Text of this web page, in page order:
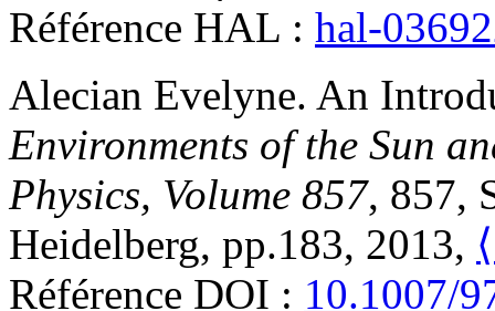
Référence HAL : hal-
Alecian Evelyne. An
Environments of the Sun
Physics, Volume 857, 857,
Heidelberg, pp.183, 2013,
Référence DOI : 10.1007/